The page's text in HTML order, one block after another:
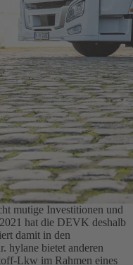
mutige Investitionen und
hat die DEVK deshalb
damit in den
hylane bietet anderen
Lkw im Rahmen eines